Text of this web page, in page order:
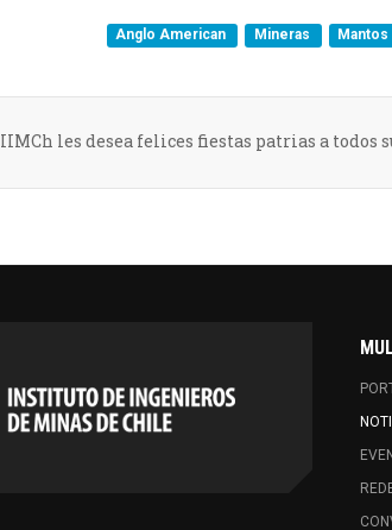
Anglo American Mineras Mantos
IIMCh les desea felices fiestas patrias a todos